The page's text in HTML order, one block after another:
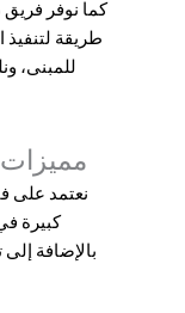
كما نوفر
طريقة لتنفيذ
للمبنى،
نعتمد على
كبيرة
بالإضافة